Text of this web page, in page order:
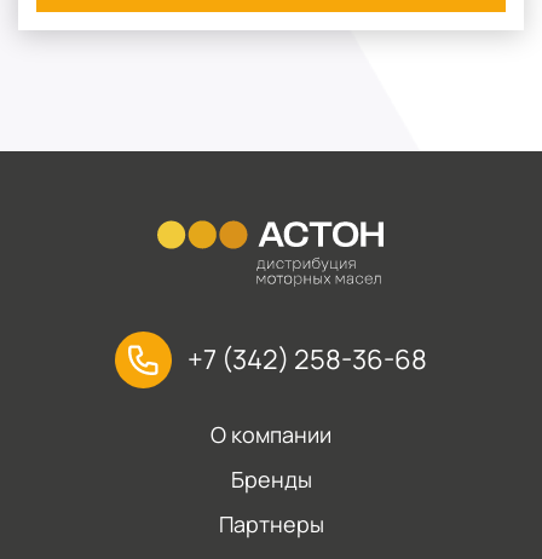
+7 (342) 258-36-68
О компании
Бренды
Партнеры